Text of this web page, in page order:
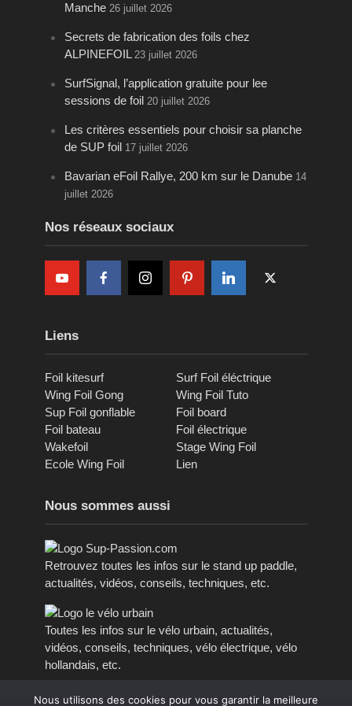
Manche 26 juillet 2026
Secrets de fabrication des foils chez
ALPINEFOIL 23 juillet 2026
SurfSignal, l’application gratuite pour lee
sessions de foil 20 juillet 2026
Les critères essentiels pour choisir sa planche
de SUP foil 17 juillet 2026
Bavarian eFoil Rallye, 200 km sur le Danube 14
juillet 2026
Nos réseaux sociaux
Liens
Foil kitesurf
Surf Foil éléctrique
Wing Foil Gong
Wing Foil Tuto
Sup Foil gonflable
Foil board
Foil bateau
Foil électrique
Wakefoil
Stage Wing Foil
Ecole Wing Foil
Lien
Nous sommes aussi
Retrouvez toutes les infos sur le stand up paddle,
actualités, vidéos, conseils, techniques, etc.
Toutes les infos sur le vélo urbain, actualités,
vidéos, conseils, techniques, vélo électrique, vélo
hollandais, etc.
Nous utilisons des cookies pour vous garantir la meilleure